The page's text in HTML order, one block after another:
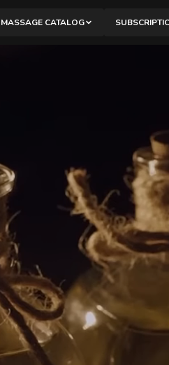
MASSAGE CATALOG
BLOG